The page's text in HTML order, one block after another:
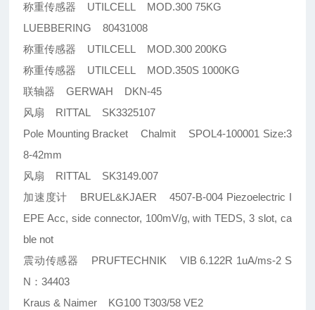
称重传感器 UTILCELL MOD.300 75KG
LUEBBERING 80431008
称重传感器 UTILCELL MOD.300 200KG
称重传感器 UTILCELL MOD.350S 1000KG
联轴器 GERWAH DKN-45
风扇 RITTAL SK3325107
Pole Mounting Bracket Chalmit SPOL4-100001 Size:3
8-42mm
风扇 RITTAL SK3149.007
加速度计 BRUEL&KJAER 4507-B-004 Piezoelectric I
EPE Acc, side connector, 100mV/g, with TEDS, 3 slot, ca
ble not
震动传感器 PRUFTECHNIK VIB 6.122R 1uA/ms-2 S
N：34403
Kraus & Naimer KG100 T303/58 VE2